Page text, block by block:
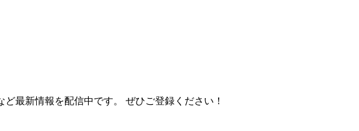
最新情報を配信中です。 ぜひご登録ください！